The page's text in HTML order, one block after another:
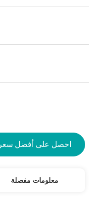
احصل على أفضل سعر
معلومات مفصلة